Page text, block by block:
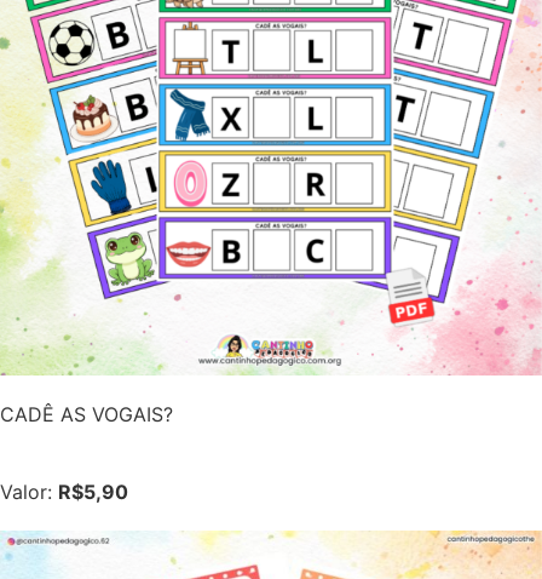
CADÊ AS VOGAIS?
Valor: R$5,90